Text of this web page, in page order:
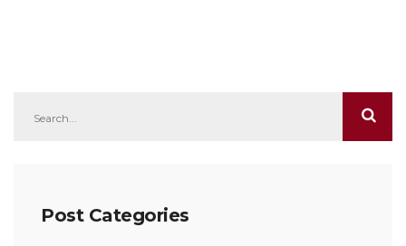
Post Categories